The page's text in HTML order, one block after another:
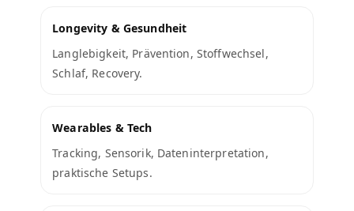
Longevity & Gesundheit
Langlebigkeit, Prävention, Stoffwechsel,
Schlaf, Recovery.
Wearables & Tech
Tracking, Sensorik, Dateninterpretation,
praktische Setups.